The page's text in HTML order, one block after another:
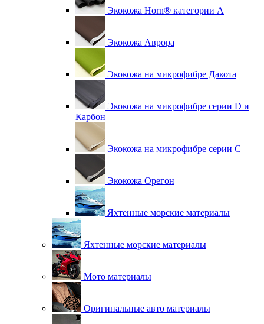
Экокожа Horn® категории A
Экокожа Аврора
Экокожа на микрофибре Дакота
Экокожа на микрофибре серии D и
Карбон
Экокожа на микрофибре серии С
Экокожа Орегон
Яхтенные морские материалы
Яхтенные морские материалы
Мото материалы
Оригинальные авто материалы